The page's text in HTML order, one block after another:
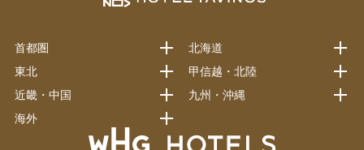
首都圏
北海道
東北
甲信越・北陸
近畿・中国
九州・沖縄
海外